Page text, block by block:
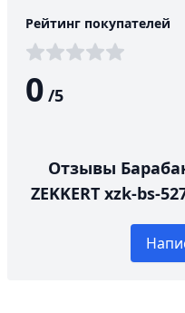
Рейтинг покупателей
0 /5
Отзывы
ZEKKERT xzk-bs-